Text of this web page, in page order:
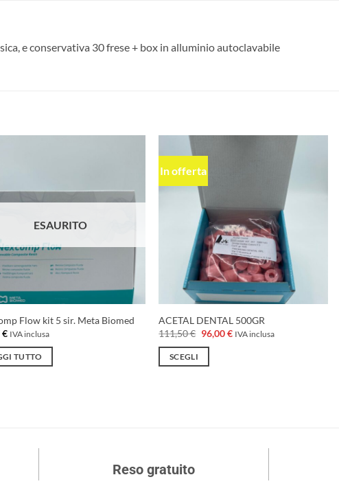
e conservativa 30 frese + box in alluminio autoclavabile
dei
desideri
ESAURITO
Flow kit 5 sir. Meta Biomed
€ IVA inclusa
TUTTO
In offerta
Aggiungi
alla lista
ACETAL DENTAL 500GR
111,50€ Il
prezzo
originale
96,00€IlIVA inclusa
SCEGLI
opzioni
Reso gratuito